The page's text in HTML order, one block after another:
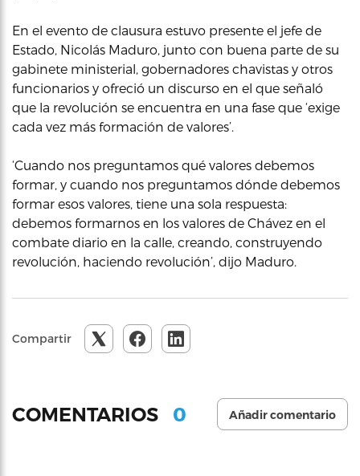
En el evento de clausura estuvo presente el jefe de
Estado, Nicolás Maduro, junto con buena parte de su
gabinete ministerial, gobernadores chavistas y otros
funcionarios y ofreció un discurso en el que señaló
que la revolución se encuentra en una fase que ‘exige
cada vez más formación de valores’.
‘Cuando nos preguntamos qué valores debemos
formar, y cuando nos preguntamos dónde debemos
formar esos valores, tiene una sola respuesta:
debemos formarnos en los valores de Chávez en el
combate diario en la calle, creando, construyendo
revolución, haciendo revolución’, dijo Maduro.
Compartir
COMENTARIOS 0 Añadir comentario